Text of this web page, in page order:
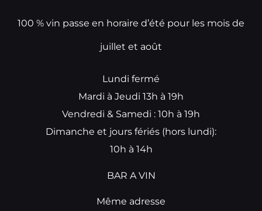
100 % vin passe en horaire d’été pour les mois de
juillet et août
Lundi fermé
Mardi à Jeudi 13h à 19h
Vendredi & Samedi : 10h à 19h
Dimanche et jours fériés (hors lundi):
10h à 14h
BAR A VIN
Même adresse